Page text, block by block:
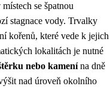
se špatnou
stagnace vody. Trvalky
kořenů, které vede k jejich
lokalitách je nutné
nebo kamenína dně
nad úroveň okolního